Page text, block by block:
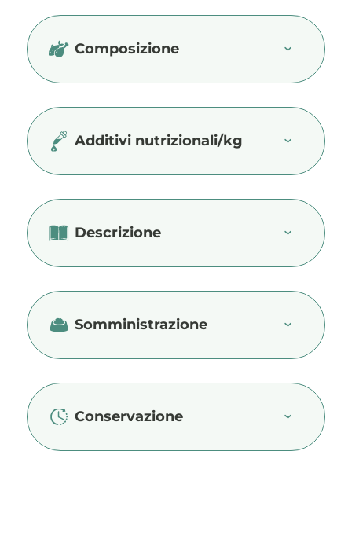
Composizione
Additivi nutrizionali/kg
Descrizione
Somministrazione
Conservazione